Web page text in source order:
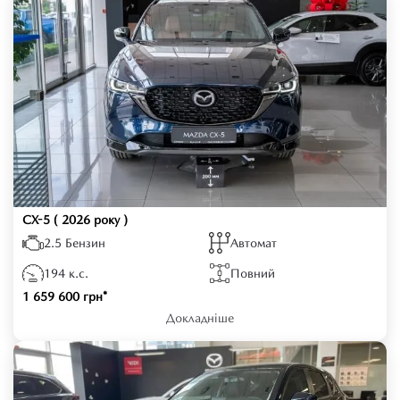
у центральній частині щитка
приладів
ЕЛЕКТРИЧНЕ РЕГУЛЮВАННЯ
ПЕРЕДНІХ СИДІНЬ (ВОДІЯ З
ПАМ'ЯТТЮ)
LED ЛАМПИ ОСВІТЛЕННЯ
ІНТЕР'ЄРУ
BLUETOOTH® - СИСТЕМА
"ВІЛЬНІ РУКИ"
Модуль Apple CarPlay / Android
Auto
CX-5 ( 2026 року )
2.5 Бензин
Автомат
194 к.с.
Повний
1 659 600 грн*
Докладніше